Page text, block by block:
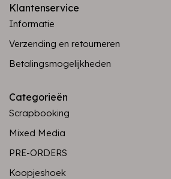
Klantenservice
Informatie
Verzending en retourneren
Betalingsmogelijkheden
Categorieën
Scrapbooking
Mixed Media
PRE-ORDERS
Koopjeshoek